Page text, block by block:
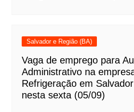
Salvador e Região (BA)
Vaga de emprego para
Administrativo na
Refrigeração em
nesta sexta (05/09)